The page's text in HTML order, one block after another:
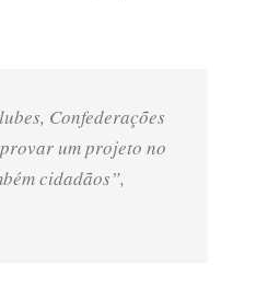
Confederações
um projeto no
cidadãos”,